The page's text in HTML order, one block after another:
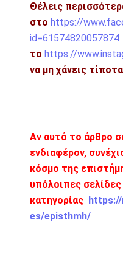
Θέλεις
στο https://
id=61574820057874
το https://
να μη χάνεις τίποτα
Αν αυτό το άρθρο
ενδιαφέρον,
κόσμο της
υπόλοιπες
κατηγορίας
es/episthmh/